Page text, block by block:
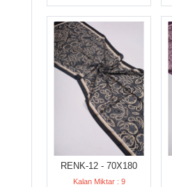
RENK-12 - 70X180
Kalan Miktar : 9